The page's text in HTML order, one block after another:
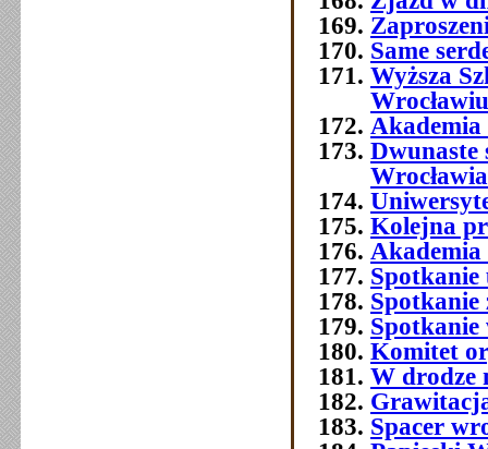
Same
Wyższa
Wrocławiu
Dwunaste
Wrocławia
Kolejna
Akademia
Spotkanie
Spotkanie
Spotkanie
Komitet
W drodze
Spacer